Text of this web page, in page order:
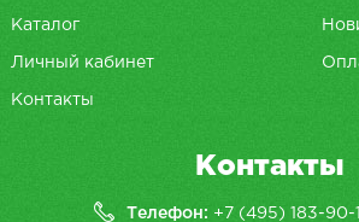
Каталог
Личный кабинет
Контакты
Контакты
Телефон: +7 (495) 183-90-